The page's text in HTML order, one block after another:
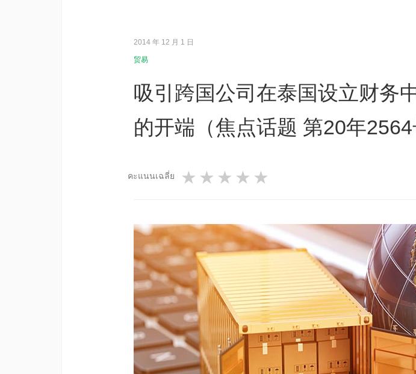
2014 年 12 月 1 日
贸易
吸引跨国公司在泰国设立财务
的开端（焦点话题 第20年2564
คะแนนเฉลี่ย 4 stars
3 stars
2 stars
1 star